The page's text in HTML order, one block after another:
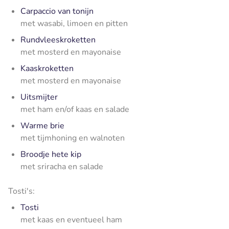
Carpaccio van tonijn
met wasabi, limoen en pitten
Rundvleeskroketten
met mosterd en mayonaise
Kaaskroketten
met mosterd en mayonaise
Uitsmijter
met ham en/of kaas en salade
Warme brie
met tijmhoning en walnoten
Broodje hete kip
met sriracha en salade
Tosti's:
Tosti
met kaas en eventueel ham